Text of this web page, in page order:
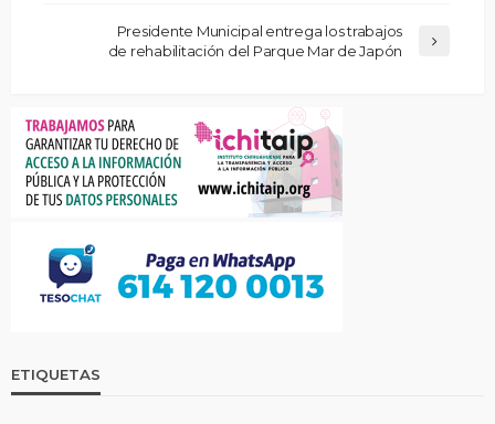
Presidente Municipal entrega los trabajos
de rehabilitación del Parque Mar de Japón
ETIQUETAS